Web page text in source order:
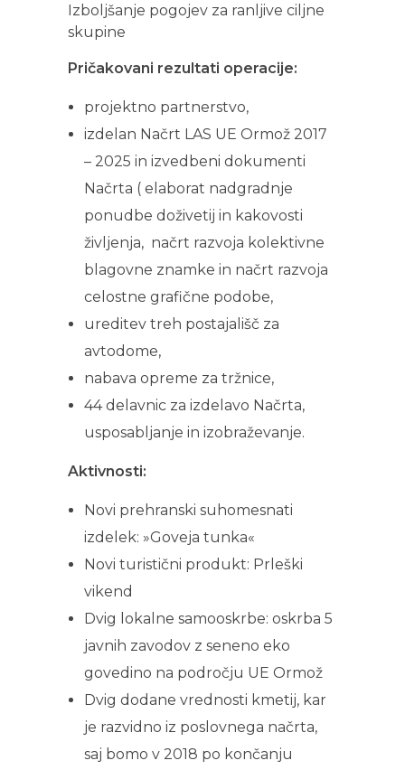
Izboljšanje pogojev za ranljive ciljne
skupine
Pričakovani rezultati operacije:
projektno partnerstvo,
izdelan Načrt LAS UE Ormož 2017
– 2025 in izvedbeni dokumenti
Načrta ( elaborat nadgradnje
ponudbe doživetij in kakovosti
življenja, načrt razvoja kolektivne
blagovne znamke in načrt razvoja
celostne grafične podobe,
ureditev treh postajališč za
avtodome,
nabava opreme za tržnice,
44 delavnic za izdelavo Načrta,
usposabljanje in izobraževanje.
Aktivnosti:
Novi prehranski suhomesnati
izdelek: »Goveja tunka«
Novi turistični produkt: Prleški
vikend
Dvig lokalne samooskrbe: oskrba 5
javnih zavodov z seneno eko
govedino na področju UE Ormož
Dvig dodane vrednosti kmetij, kar
je razvidno iz poslovnega načrta,
saj bomo v 2018 po končanju